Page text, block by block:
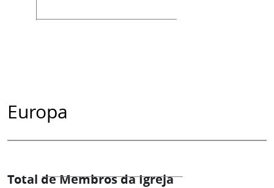
Europa
Total de Membros da Igreja